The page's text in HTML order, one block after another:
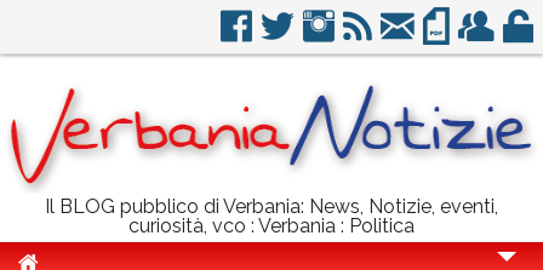
Il BLOG pubblico di Verbania: News, Notizie, eventi,
curiosità, vco : Verbania : Politica